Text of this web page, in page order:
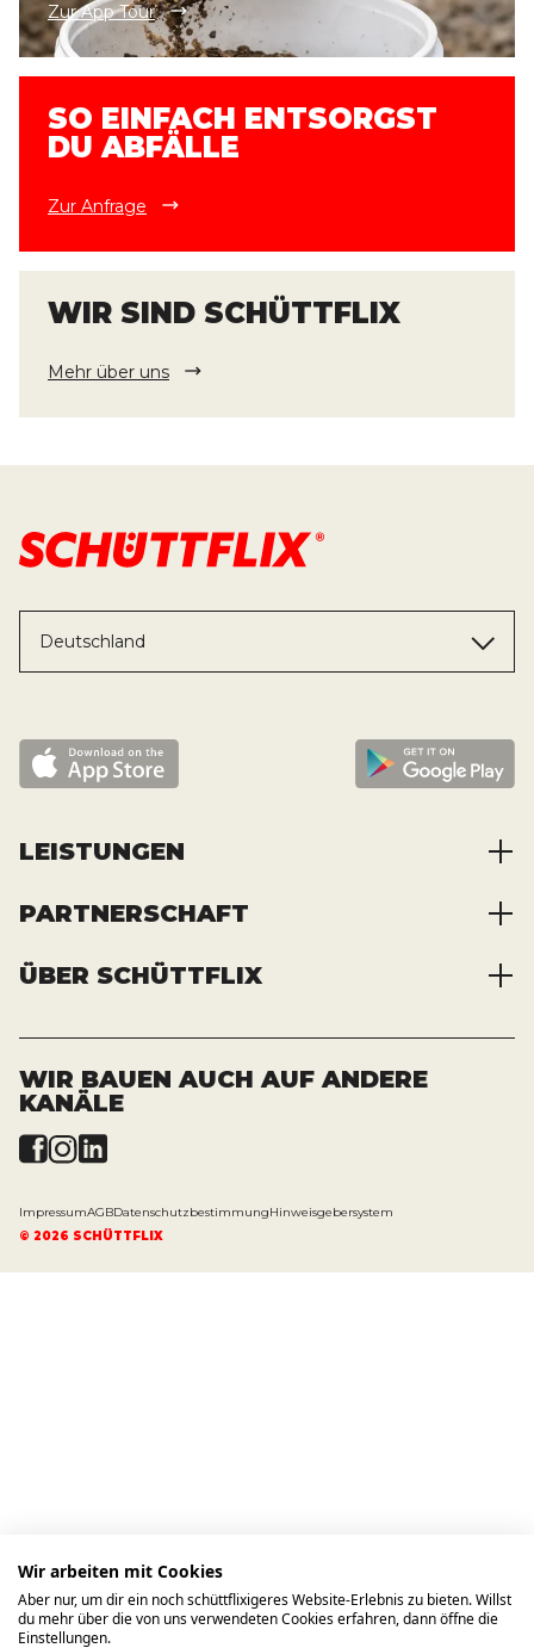
Zur App Tour
SO EINFACH ENTSORGST
DU ABFÄLLE
Zur Anfrage
WIR SIND SCHÜTTFLIX
Mehr über uns
Deutschland
LEISTUNGEN
Baustoffe kaufen
Container mieten
Transporte bestellen
PARTNERSCHAFT
Zusammenarbeit
Registrierung
ÜBER SCHÜTTFLIX
Über das Unternehmen
Offene Stellen
News und Presse
WIR BAUEN AUCH AUF ANDERE
KANÄLE
ImpressumAGBDatenschutzbestimmungHinweisgebersystem
© 2026 SCHÜTTFLIX
Wir arbeiten mit Cookies
Aber nur, um dir ein noch schüttflixigeres Website-Erlebnis zu bieten. Willst
du mehr über die von uns verwendeten Cookies erfahren, dann öffne die
Einstellungen.